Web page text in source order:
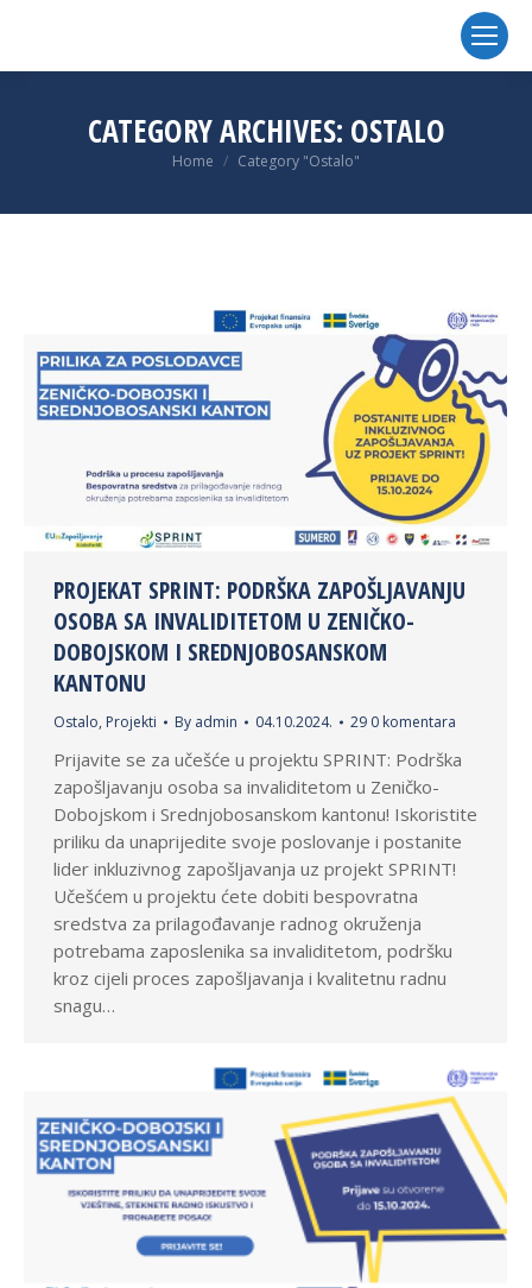
CATEGORY ARCHIVES: OSTALO
You are here:
Home Category "Ostalo"
PROJEKAT SPRINT: PODRŠKA ZAPOŠLJAVANJU
OSOBA SA INVALIDITETOM U ZENIČKO-
DOBOJSKOM I SREDNJOBOSANSKOM
KANTONU
Ostalo, Projekti By admin 04.10.2024. 29 0 komentara
Prijavite se za učešće u projektu SPRINT: Podrška
zapošljavanju osoba sa invaliditetom u Zeničko-
Dobojskom i Srednjobosanskom kantonu! Iskoristite
priliku da unaprijedite svoje poslovanje i postanite
lider inkluzivnog zapošljavanja uz projekt SPRINT!
Učešćem u projektu ćete dobiti bespovratna
sredstva za prilagođavanje radnog okruženja
potrebama zaposlenika sa invaliditetom, podršku
kroz cijeli proces zapošljavanja i kvalitetnu radnu
snagu…